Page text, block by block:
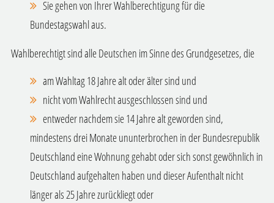
Sie gehen von Ihrer Wahlberechtigung für die
Bundestagswahl aus.
Wahlberechtigt sind alle Deutschen im Sinne des Grundgesetzes, die
am Wahltag 18 Jahre alt oder älter sind und
nicht vom Wahlrecht ausgeschlossen sind und
entweder nachdem sie 14 Jahre alt geworden sind,
mindestens drei Monate ununterbrochen in der Bundesrepublik
Deutschland eine Wohnung gehabt oder sich sonst gewöhnlich in
Deutschland aufgehalten haben und dieser Aufenthalt nicht
länger als 25 Jahre zurückliegt oder